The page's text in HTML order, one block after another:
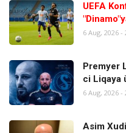
UEFA
6 Aug, 2026 -
Premyer
ci Liqaya
6 Aug, 2026 -
Asim